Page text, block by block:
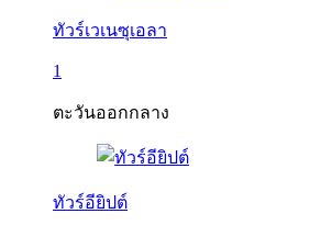
ทัวร์เวเนซุเอลา
1
ตะวันออกกลาง
ทัวร์อียิปต์